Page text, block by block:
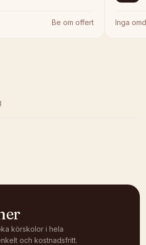
Be om offert Inga
körskolor i hela
och kostnadsfritt.